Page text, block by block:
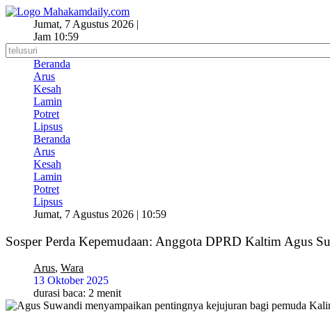
Lewati
Jumat, 7 Agustus 2026 |
Jam 10:59
Beranda
Arus
Kesah
Lamin
Potret
Lipsus
Beranda
Arus
Kesah
Lamin
Potret
Lipsus
Jumat, 7 Agustus 2026 | 10:59
Sosper Perda Kepemudaan: Anggota DPRD Kaltim Agus
Arus, Wara
13 Oktober 2025
durasi baca: 2 menit